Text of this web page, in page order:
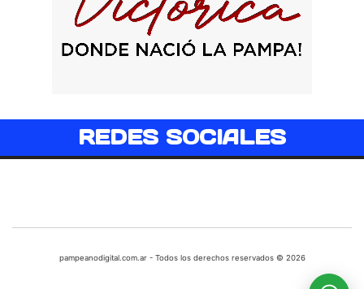
REDES SOCIALES
pampeanodigital.com.ar - Todos los derechos reservados © 2026